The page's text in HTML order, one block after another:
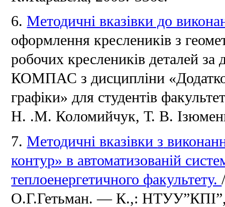
6.Методичні вказівки до
оформлення креслеників з
робочих креслеників деталей
КОМПАС з дисципліни
графіки» для студентів
Н. .М.Коломийчук, Т.В.
7.Методичні вказівкиз
контур» в автоматизованій
теплоенергетичного факультету.
О.Г.Гетьман.— К.,: НТУУ”КПІ”,